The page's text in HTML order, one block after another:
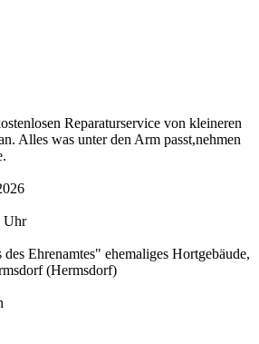
Reparaturservice von kleineren
Alles was unter den Arm passt,nehmen
Uhr
Ehrenamtes" ehemaliges Hortgebäude,
(Hermsdorf)